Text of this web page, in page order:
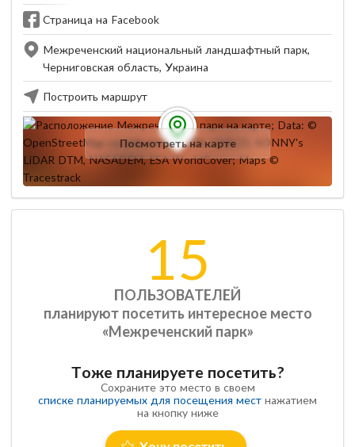
Страница на Facebook
Межреченский национальный ландшафтный парк,
Черниговская область, Украина
Построить маршрут
Посмотреть на карте
15
ПОЛЬЗОВАТЕЛЕЙ
планируют посетить интересное место
«Межреченский парк»
Тоже планируете посетить?
Сохраните это место в своем
списке планируемых для посещения мест нажатием
на кнопку ниже